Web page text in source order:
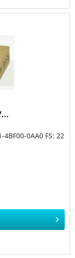
4BF00-0AA0 FS: 22